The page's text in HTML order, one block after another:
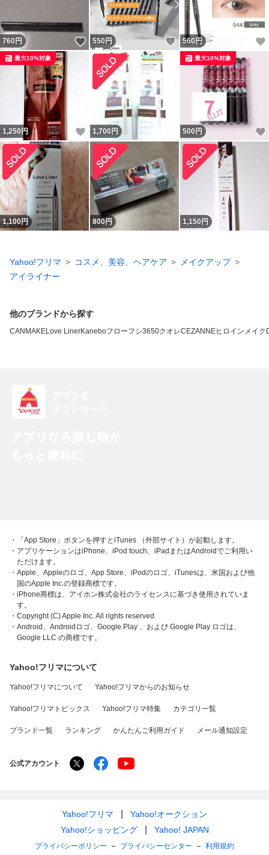
760円 いいね！
550円 いいね！
560 円
1,250 円 いいね！
最大10%対象
1,700円 500 円
最大10%対象
1,100円 800円 1,150 円
Yahoo!フリマ コスメ、美容、ヘアケア
メイクアップ
アイライナー
他のブランドから探す
CANMAKELove LinerKaneboフローフシ3650クオレCEZANNEヒロインメイク
・「App Store」ボタンを押すとiTunes （外部サイト）が起動します。
・アプリケーションはiPhone、iPod touch、iPadまたはAndroidでご利用い
ただけます。
・Apple、Appleのロゴ、App Store、iPodのロゴ、iTunesは、米国および他
国のApple Inc.の登録商標です。
・iPhone商標は、アイホン株式会社のライセンスに基づき使用されていま
す。
・Copyright (C) Apple Inc. All rights reserved.
・Android、Androidロゴ、Google Play 、および Google Play ロゴは、
Google LLC の商標です。
Yahoo!フリマについて
Yahoo!フリマについて Yahoo!フリマからのお知らせ
Yahoo!フリマトピックス Yahoo!フリマ特集 カテゴリ一覧
ブランド一覧 ランキング かんたんご利用ガイド メール通知設定
公式アカウント
Yahoo!フリマ
Yahoo!オークション
Yahoo!ショッピング
Yahoo! JAPAN
プライバシーポリシー プライバシーセンター 利用規約